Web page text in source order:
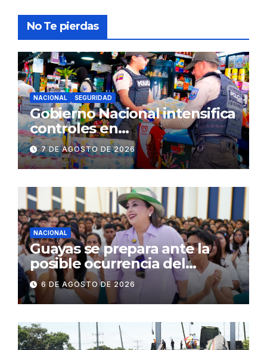
No Te pierdas
NACIONAL SEGURIDAD
Gobierno Nacional intensifica
controles en
establecimientos y espacios
públicos de Pichincha: 684
operativos en zonas
comerciales y de
concurrencia
7 DE AGOSTO DE 2026
NACIONAL
Guayas se prepara ante la
posible ocurrencia del
fenómeno de El Niño:
Gobierno Nacional capacita a
2.500 jóvenes
6 DE AGOSTO DE 2026